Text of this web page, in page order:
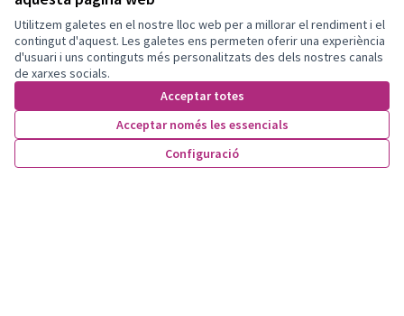
Utilitzem galetes en el nostre lloc web per a millorar el rendiment i el
contingut d'aquest. Les galetes ens permeten oferir una experiència
d'usuari i uns continguts més personalitzats des dels nostres canals
de xarxes socials.
Acceptar totes
Acceptar només les essencials
Configuració